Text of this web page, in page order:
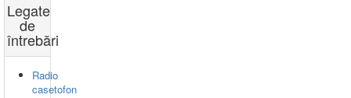
Legate
de
întrebări
Radio
casetofon